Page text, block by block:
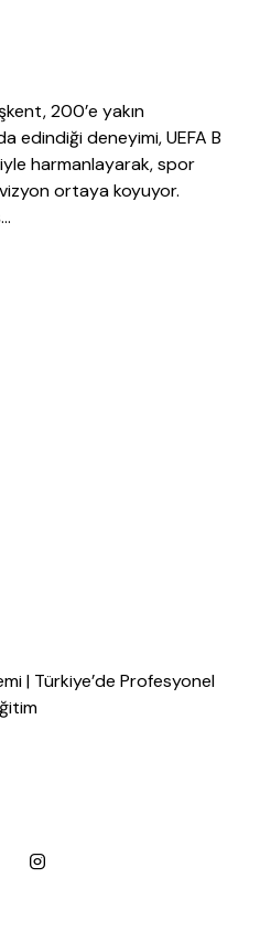
200’e yakın
edindiği deneyimi, UEFA B
harmanlayarak, spor
ortaya koyuyor.